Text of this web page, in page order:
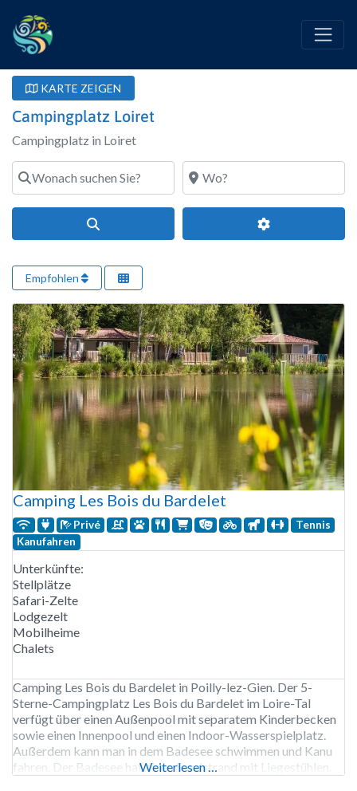
KARTE ZEIGEN
Campingplatz Loiret
Campingplatz in Loiret
Wonach suchen Sie?
Wo?
Erweiterte
Empfohlen
Camping Les Bois du Bardelet
Privé
Tennis
Kanufahren
Unterkünfte:
Stellplätze
Safari-Zelte
Lodgezelt
Mobilheime
Chalets
Camping Les Bois du Bardelet in Poilly-lez-Gien. Der 5-
Sterne-Campingplatz Les Bois du Bardelet im Loire-Tal
verfügt über einen Außenpool mit separatem Kinderbecken
sowie einen Innenpool und einen Indoor-Wasserspielplatz.
Außerdem kann man in dem Badesee schwimmen und Kanu
fahren. Der Badesee hat einen Sandstrand mit Liegestühlen.
Weiterlesen …